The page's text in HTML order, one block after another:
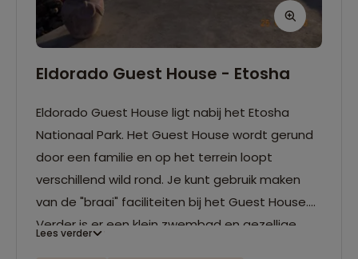
Eldorado Guest House - Etosha
Eldorado Guest House ligt nabij het Etosha
Nationaal Park. Het Guest House wordt gerund
door een familie en op het terrein loopt
verschillend wild rond. Je kunt gebruik maken
van de "braai" faciliteiten bij het Guest House.
Verder is er een klein zwembad en gezellige
Lees verder